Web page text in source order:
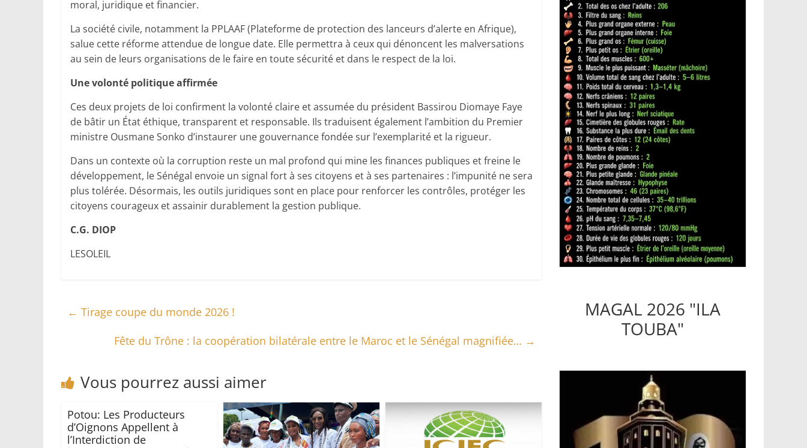
moral, juridique et financier.
La société civile, notamment la PPLAAF (Plateforme de protection des lanceurs d’alerte en Afrique),
salue cette réforme attendue de longue date. Elle permettra à ceux qui dénoncent les malversations
au sein de leurs organisations de le faire en toute sécurité et dans le respect de la loi.
Une volonté politique affirmée
Ces deux projets de loi confirment la volonté claire et assumée du président Bassirou Diomaye Faye
de bâtir un État éthique, transparent et responsable. Ils traduisent également l’ambition du Premier
ministre Ousmane Sonko d’instaurer une gouvernance fondée sur l’exemplarité et la rigueur.
Dans un contexte où la corruption reste un mal profond qui mine les finances publiques et freine le
développement, le Sénégal envoie un signal fort à ses citoyens et à ses partenaires : l’impunité ne sera
plus tolérée. Désormais, les outils juridiques sont en place pour renforcer les contrôles, protéger les
citoyens courageux et assainir durablement la gestion publique.
C.G. DIOP
LESOLEIL
← Tirage coupe du monde 2026 !
Fête du Trône : la coopération bilatérale entre le Maroc et le Sénégal magnifiée… →
Vous pourrez aussi aimer
Potou: Les Producteurs
d’Oignons Appellent à
l’Interdiction de
MAGAL 2026 "ILA
TOUBA"